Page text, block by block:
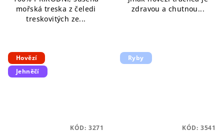
mořská treska z čeledi
treskovitých ze...
zdravou a chutnou...
Hovězí
Jehněčí
KÓD: 3271
Ryby
KÓD: 3541